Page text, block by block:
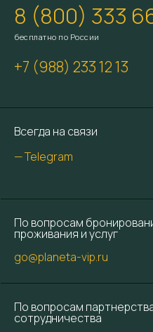
бесплатно по России
8 (800) 333
+7 (988) 233 12 13
Всегда на связи
— Telegram
По вопросам
проживания и услуг
go@planeta-vip.ru
По вопросам
сотрудничества